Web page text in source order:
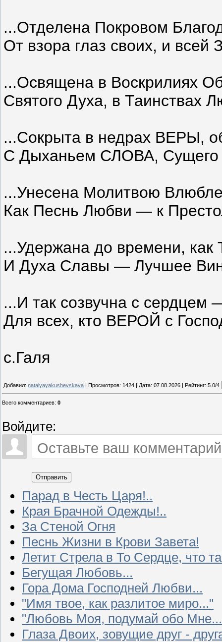
...Отделена Покровом
От взора глаз своих, и всей
...Освящена в Воскрилиях
Святого Духа, в Таинствах
...Сокрыта в недрах ВЕРЫ,
С Дыханьем СЛОВА, Cущего
...Унесена Молитвою
Как Песнь Любви — к
...Удержана до времени, как
И Духа Славы — Лучшее
...И так созвучна с сердцем
Для всех, кто ВЕРОЙ с
с.Галя
Добавил: natalyayakushevskaya | Просмотров: 1424 | Дата: 07.08.2026 | Рейтинг: 5.0/4
Всего комментариев: 0
Войдите:
Отправить
Парад в Честь Царя!..
Края Брачной Одежды!..
За Стеной Огня
Песнь Жизни в Крови Завета!
Летит Стрела в То Сердце, что
Бегущая Любовь...
Гора Дома Господней Любви...
"Имя твое, как разлитое миро..."
"Любовь Моя, подумай обо
Глаза Двоих, зовущие друг -